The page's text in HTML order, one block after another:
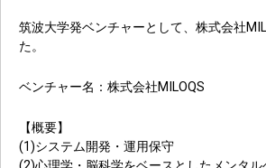
筑波大学発ベンチャーとして、株式会社
た。
ベンチャー名：株式会社MILOQS
【概要】
(1)システム開発・運用保守